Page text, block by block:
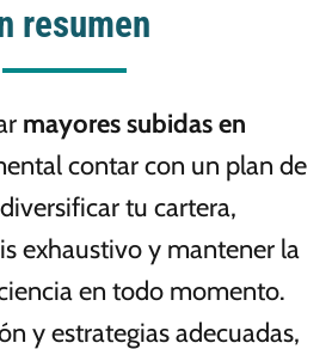
resumen
mayores subidas en
contar con un plan de
tu cartera,
exhaustivo y mantener la
en todo momento.
y estrategias adecuadas,